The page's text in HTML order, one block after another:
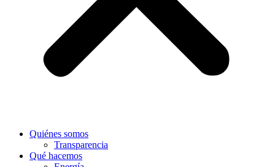
Quiénes somos
Transparencia
Qué hacemos